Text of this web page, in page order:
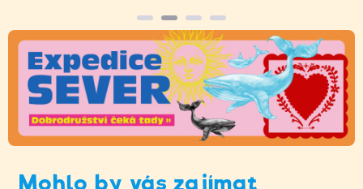
Mohlo by vás zajímat